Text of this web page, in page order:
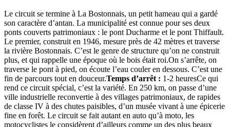
Le circuit se termine à La Bostonnais, un petit hameau qui a gardé
son caractère d’antan. La municipalité est connue pour ses deux
ponts couverts patrimoniaux : le pont Ducharme et le pont Thiffault.
Le premier, construit en 1946, mesure près de 42 mètres et traverse
la rivière Bostonnais. C’est le genre de structure qu’on ne construit
plus, et qui rappelle une époque où le bois était roi.On s’arrête, on
traverse le pont à pied, on écoute l’eau couler en dessous. C’est une
fin de parcours tout en douceur.Temps d’arrêt : 1-2 heuresCe qui
rend ce circuit spécial, c’est la variété. En 250 km, on passe d’une
ville industrielle reconvertie à des villages patrimoniaux, de rapides
de classe IV à des chutes paisibles, d’un musée vivant à une épicerie
fine en forêt. Le circuit se fait autant en auto qu’à moto, les
motocyclistes le considèrent d’ailleurs comme un des plus beaux